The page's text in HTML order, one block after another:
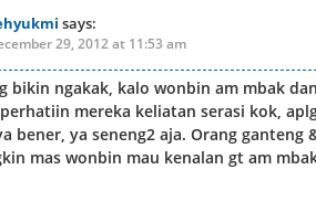
says:
29, 2012 at 11:53 am
bikin ngakak, kalo wonbin am mbak
mereka keliatan serasi kok,
bener, ya seneng2 aja. Orang ganteng
mas wonbin mau kenalan gt am